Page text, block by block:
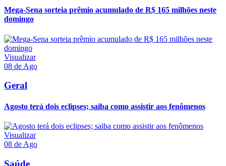
Mega-Sena sorteia prêmio acumulado de R$ 165 milhões neste
domingo
Visualizar
08 de Ago
Geral
Agosto terá dois eclipses; saiba como assistir aos fenômenos
Visualizar
08 de Ago
Saúde